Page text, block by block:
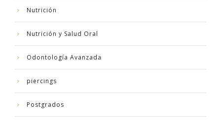
Nutrición
Nutrición y Salud Oral
Odontología Avanzada
piercings
Postgrados